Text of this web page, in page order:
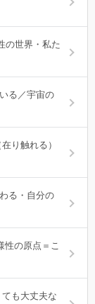
の世界・私た
る／宇宙の
り触れる）
る・自分の
性の原点＝こ
も大丈夫な